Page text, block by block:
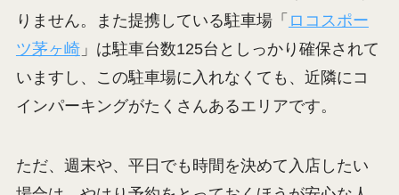
りません。また提携している駐車場「 ロコスポー
ツ茅ヶ崎」は駐車台数125台としっかり確保されて
いますし、この駐車場に入れなくても、近隣にコ
インパーキングがたくさんあるエリアです。
ただ、週末や、平日でも時間を決めて入店したい